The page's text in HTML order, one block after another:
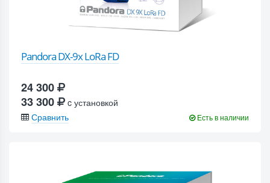
Pandora DX-9x LoRa FD
24 300
33 300
c установкой
Сравнить
Есть в наличии